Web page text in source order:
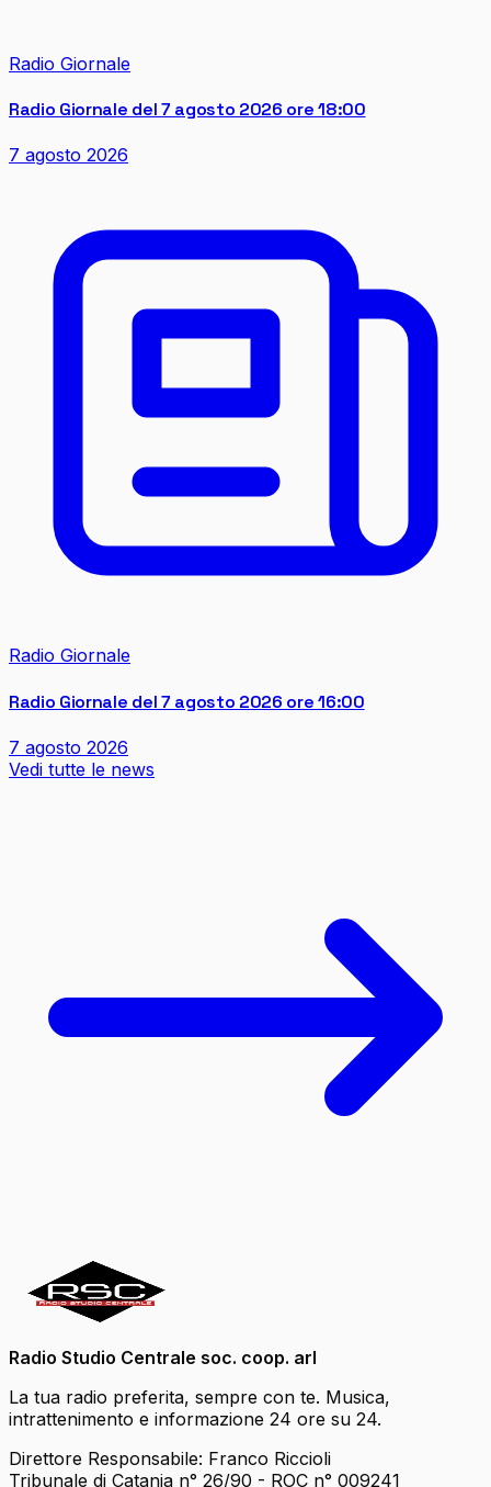
Radio Giornale
Radio Giornale del 7 agosto 2026 ore 18:00
7 agosto 2026
Radio Giornale
Radio Giornale del 7 agosto 2026 ore 16:00
7 agosto 2026
Vedi tutte le news
Radio Studio Centrale soc. coop. arl
La tua radio preferita, sempre con te. Musica,
intrattenimento e informazione 24 ore su 24.
Direttore Responsabile: Franco Riccioli
Tribunale di Catania n° 26/90 - ROC n° 009241